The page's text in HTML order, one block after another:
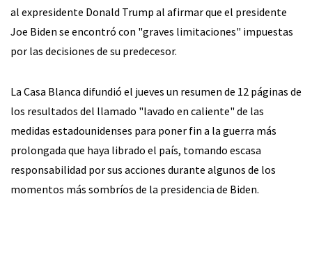
al expresidente Donald Trump al afirmar que el presidente
Joe Biden se encontró con "graves limitaciones" impuestas
por las decisiones de su predecesor.
La Casa Blanca difundió el jueves un resumen de 12 páginas de
los resultados del llamado "lavado en caliente" de las
medidas estadounidenses para poner fin a la guerra más
prolongada que haya librado el país, tomando escasa
responsabilidad por sus acciones durante algunos de los
momentos más sombríos de la presidencia de Biden.